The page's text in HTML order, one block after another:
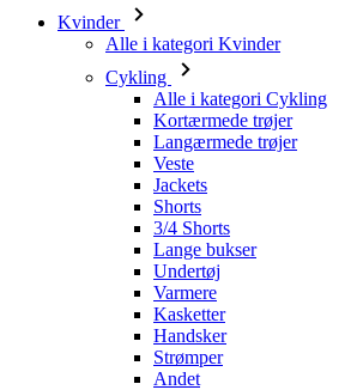
Kvinder
Alle i kategori Kvinder
Cykling
Alle i kategori Cykling
Kortærmede trøjer
Langærmede trøjer
Veste
Jackets
Shorts
3/4 Shorts
Lange bukser
Undertøj
Varmere
Kasketter
Handsker
Strømper
Andet